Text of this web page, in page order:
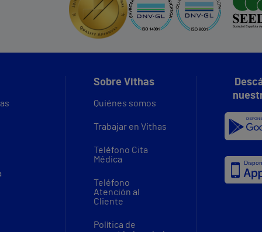
Sobre Vithas
Quiénes somos
Trabajar en Vithas
Teléfono Cita
Médica
Teléfono
Atención al
Cliente
Política de